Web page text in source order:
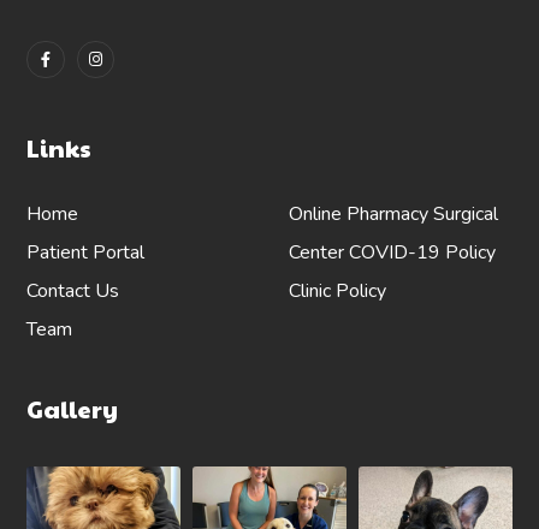
Links
Home
Patient Portal
Contact Us
Team
Online PharmacySurgical
CenterCOVID-19 Policy
Clinic Policy
Gallery